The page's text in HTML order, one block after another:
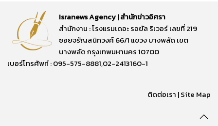
Isranews Agency | สำนักข่าวอิศรา
สำนักงาน : โรงแรมเดอะ รอยัล ริเวอร์ เลขที่ 219
ซอยจรัญสนิทวงศ์ 66/1 แขวง บางพลัด เขต
บางพลัด กรุงเทพมหานคร 10700
เบอร์โทรศัพท์ : 095-575-8881,02-2413160-1
ติดต่อเรา |Site Map